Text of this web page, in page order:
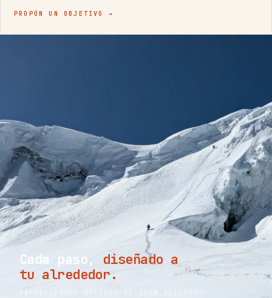
PROPÓN UN OBJETIVO →
Cada paso, diseñado a
tu alrededor.
EXPEDICIONES GUIADAS DE GRAN ALTITUD